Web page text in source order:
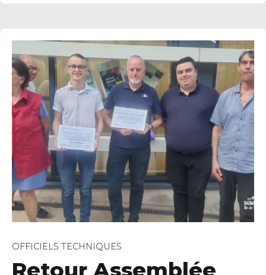
OFFICIELS TECHNIQUES
Retour Assemblée